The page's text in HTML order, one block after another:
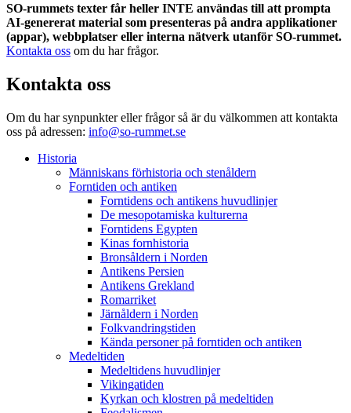
SO-rummets texter får heller INTE användas till att prompta
AI-genererat material som presenteras på andra applikationer
(appar), webbplatser eller interna nätverk utanför SO-rummet.
Kontakta oss om du har frågor.
Kontakta oss
Om du har synpunkter eller frågor så är du välkommen att kontakta
oss på adressen: info@so-rummet.se
Historia
Människans förhistoria och stenåldern
Forntiden och antiken
Forntidens och antikens huvudlinjer
De mesopotamiska kulturerna
Forntidens Egypten
Kinas fornhistoria
Bronsåldern i Norden
Antikens Persien
Antikens Grekland
Romarriket
Järnåldern i Norden
Folkvandringstiden
Kända personer på forntiden och antiken
Medeltiden
Medeltidens huvudlinjer
Vikingatiden
Kyrkan och klostren på medeltiden